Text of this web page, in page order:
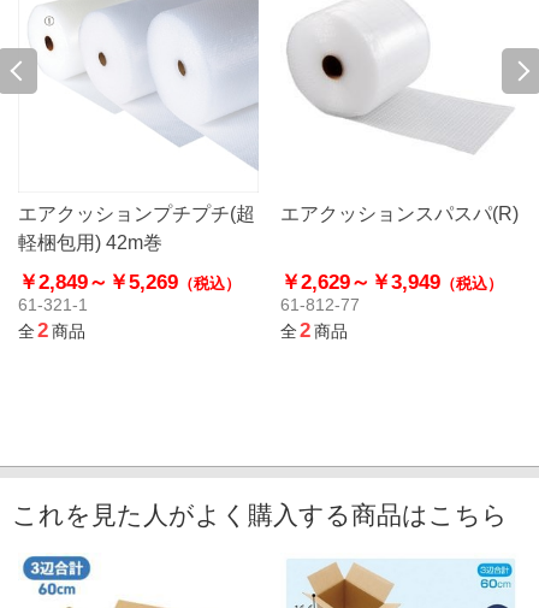
エアクッションプチプチ(超
軽梱包用) 42m巻
￥2,849～ ￥5,269 （税込）
61-321-1
全2商品
エアクッションスパスパ(R)
￥2,629～ ￥3,949 （税込）
61-812-77
全2商品
これを見た人がよく購入する商品はこちら